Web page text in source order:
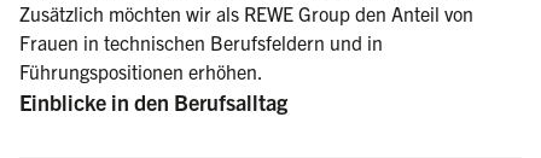
Zusätzlich möchten wir als REWE Group den Anteil von
Frauen in technischen Berufsfeldern und in
Führungspositionen erhöhen.
Einblicke in den Berufsalltag